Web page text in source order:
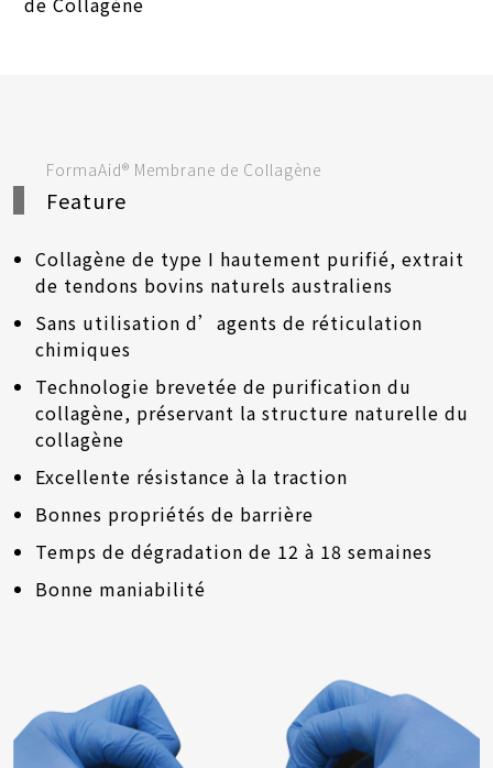
FormaAid® Membrane de Collagène
Feature
Collagène de type I hautement purifié, extrait
de tendons bovins naturels australiens
Sans utilisation d’agents de réticulation
chimiques
Technologie brevetée de purification du
collagène, préservant la structure naturelle du
collagène
Excellente résistance à la traction
Bonnes propriétés de barrière
Temps de dégradation de 12 à 18 semaines
Bonne maniabilité